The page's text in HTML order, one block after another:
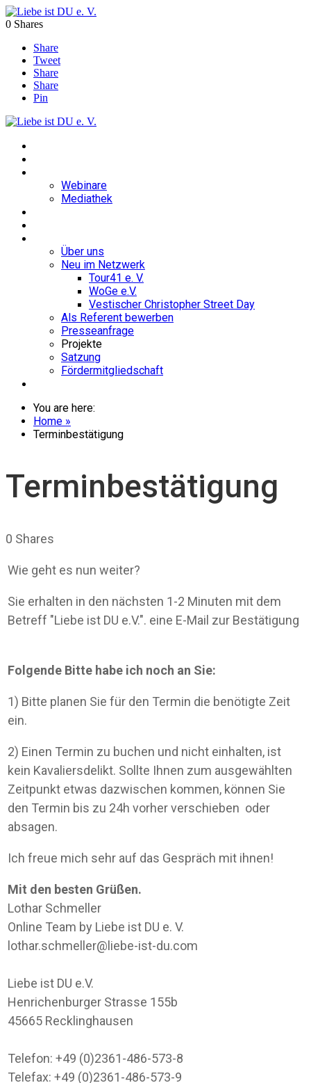
0 Shares
Share
Tweet
Share
Share
Pin
Webinare
Mediathek
Über uns
Neu im Netzwerk
Tour41 e. V.
WoGe e.V.
Vestischer Christopher Street Day
Als Referent bewerben
Presseanfrage
Projekte
Satzung
Fördermitgliedschaft
You are here:
Home »
Terminbestätigung
Terminbestätigung
0 Shares
Wie geht es nun weiter?
Sie erhalten in den nächsten 1-2 Minuten mit dem
Betreff "Liebe ist DU e.V.". eine E-Mail zur Bestätigung
Folgende Bitte habe ich noch an Sie:
1) Bitte planen Sie für den Termin die benötigte Zeit
ein.
2) Einen Termin zu buchen und nicht einhalten, ist
kein Kavaliersdelikt. Sollte Ihnen zum ausgewählten
Zeitpunkt etwas dazwischen kommen, können Sie
den Termin bis zu 24h vorher verschieben oder
absagen.
Ich freue mich sehr auf das Gespräch mit ihnen!
Mit den besten Grüßen.
Lothar Schmeller
Online Team by Liebe ist DU e. V.
lothar.schmeller@liebe-ist-du.com
Liebe ist DU e.V.
Henrichenburger Strasse 155b
45665 Recklinghausen
Telefon: +49 (0)2361-486-573-8
Telefax: +49 (0)2361-486-573-9